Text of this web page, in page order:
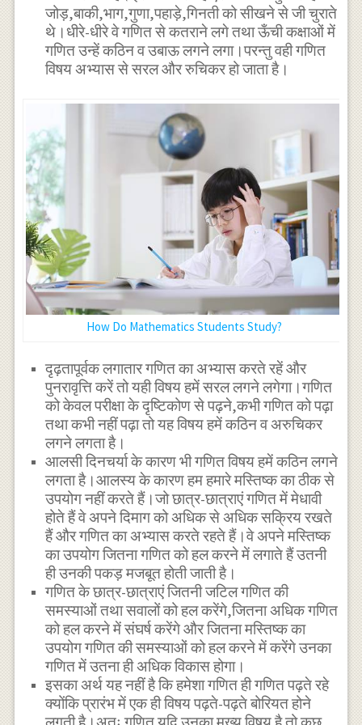
जोड़,बाकी,भाग,गुणा,पहाड़े,गिनती को सीखने से जी चुराते
थे।धीरे-धीरे वे गणित से कतराने लगे तथा ऊँची कक्षाओं में
गणित उन्हें कठिन व उबाऊ लगने लगा।परन्तु वही गणित
विषय अभ्यास से सरल और रुचिकर हो जाता है।
How Do Mathematics Students Study?
दृढ़तापूर्वक लगातार गणित का अभ्यास करते रहें और
पुनरावृत्ति करें तो यही विषय हमें सरल लगने लगेगा।गणित
को केवल परीक्षा के दृष्टिकोण से पढ़ने,कभी गणित को पढ़ा
तथा कभी नहीं पढ़ा तो यह विषय हमें कठिन व अरुचिकर
लगने लगता है।
आलसी दिनचर्या के कारण भी गणित विषय हमें कठिन लगने
लगता है।आलस्य के कारण हम हमारे मस्तिष्क का ठीक से
उपयोग नहीं करते हैं।जो छात्र-छात्राएं गणित में मेधावी
होते हैं वे अपने दिमाग को अधिक से अधिक सक्रिय रखते
हैं और गणित का अभ्यास करते रहते हैं।वे अपने मस्तिष्क
का उपयोग जितना गणित को हल करने में लगाते हैं उतनी
ही उनकी पकड़ मजबूत होती जाती है।
गणित के छात्र-छात्राएं जितनी जटिल गणित की
समस्याओं तथा सवालों को हल करेंगे,जितना अधिक गणित
को हल करने में संघर्ष करेंगे और जितना मस्तिष्क का
उपयोग गणित की समस्याओं को हल करने में करेंगे उनका
गणित में उतना ही अधिक विकास होगा।
इसका अर्थ यह नहीं है कि हमेशा गणित ही गणित पढ़ते रहे
क्योंकि प्रारंभ में एक ही विषय पढ़ते-पढ़ते बोरियत होने